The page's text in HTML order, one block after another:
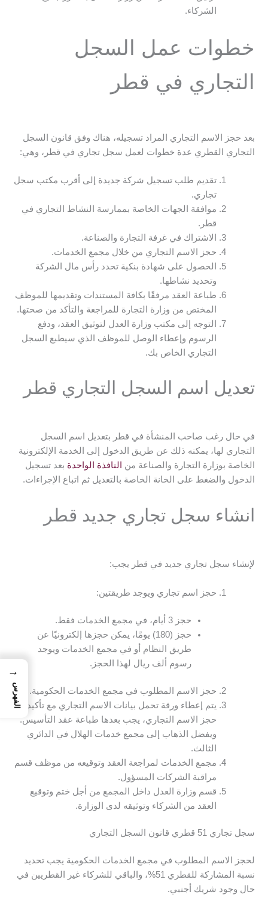
الشركاء.
خطوات عمل السجل
التجاري في قطر
بعد حجز الاسم التجاري المراد تسجيله، هناك وفق قانون السجل
التجاري القطري عدة خطوات لعمل سجل تجاري في قطر، وهي:
تقديم طلب تسجيل شركة جديدة إلى أقرب مكتب سجل
تجاري.
موافقة الجهات الخاصة بممارسة النشاط التجاري في
قطر.
الاشتراك في غرفة التجارة والصناعة.
حجز الاسم التجاري من خلال مجمع الخدمات.
الحصول على شهادة بنكية تحدد رأس مال الشركة
وتحديد نشاطها.
طباعة العقد مرفقًا بكافة المستندات وتقديمها للموظف
المختص من وزارة التجارة للمراجعة والتأكد من صحتها.
التوجه إلى مكتب وزارة العدل لتوثيق العقد، ودفع
الرسوم وإعطاء الوصل للموظف الذي سيطبع السجل
التجاري الخاص بك.
تعديل اسم السجل التجاري قطر
في حال رغب صاحب المنشأة في قطر بتعديل اسم السجل
التجاري لها، يمكنه ذلك عن طريق الدخول إلى الخدمة الإلكترونية
الخاصة بوزارة التجارة والصناعة من
النافذة الواحدة بعد تسجيل
الدخول والضغط على الخانة الخاصة بالتعديل ثم اتباع الإجراءات.
انشاء سجل تجاري جديد قطر
لإنشاء سجل تجاري جديد في قطر يجب:
حجز اسم تجاري ويوجد طريقتين:
حجز 3 أيام، في مجمع الخدمات فقط.
حجز (180) يومًا، يمكن حجزها إلكترونيًا عن
طريق النظام أو في مجمع الخدمات ويوجد
رسوم ألف ريال لهذا الحجز.
حجز الاسم المطلوب في مجمع الخدمات الحكومية.
يتم إعطاء ورقة تحمل بيانات الاسم التجاري مع تأكيد
حجز الاسم التجاري، يجب بعدها طباعة عقد التأسيس.
ويفضل الذهاب إلى مجمع خدمات الهلال في الدائري
الثالث.
مجمع الخدمات لمراجعة العقد وتوقيعه من موظف قسم
مراقبة الشركات المسؤول.
قسم وزارة العدل داخل المجمع من أجل ختم وتوقيع
العقد من الشركاء وتوثيقه لدى الوزارة.
سجل تجاري 51 قطري قانون السجل التجاري
لحجز الاسم المطلوب في مجمع الخدمات الحكومية يجب تحديد
نسبة المشاركة للقطري 51%، والباقي للشركاء غير القطريين في
حال وجود شريك أجنبي.
→
الفهرس